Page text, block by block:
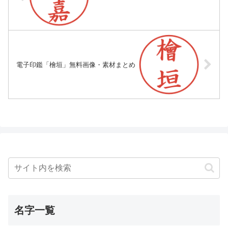
電子印鑑「檜垣」無料画像・素材まとめ
名字一覧